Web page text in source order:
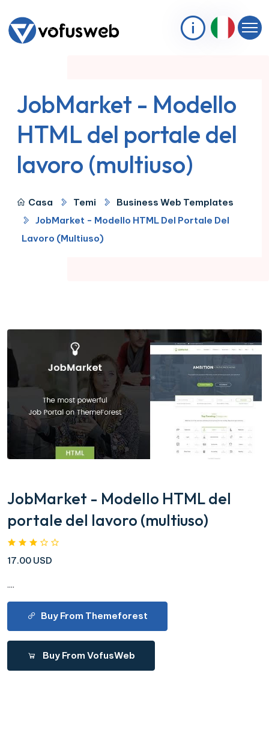
JobMarket - Modello
HTML del portale del
lavoro (multiuso)
Casa Temi
Business Web Templates
JobMarket - Modello HTML Del Portale Del
Lavoro (multiuso)
JobMarket - Modello HTML del
portale del lavoro (multiuso)
17.00 USD
....
Buy From Themeforest
Buy From VofusWeb